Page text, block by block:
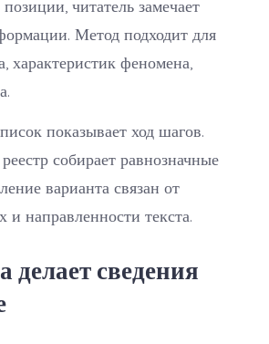
читатель замечает
Метод подходит для
характеристик феномена,
показывает ход шагов.
собирает равнозначные
варианта связан от
и направленности текста.
делает сведения